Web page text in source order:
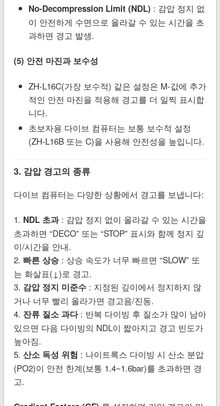
No-Decompression Limit (NDL) : 감압 정지 없
이 안전하게 수면으로 올라갈 수 있는 시간을 초
과하면 경고 발생.
(5) 안전 마진과 보수성
ZH-L16C(가장 보수적) 같은 설정은 M-값에 추가
적인 안전 마진을 적용해 경고를 더 일찍 표시합
니다.
초보자용 다이브 컴퓨터는 보통 보수적 설정
(ZH-L16B 또는 C)을 사용해 안전성을 높입니다.
3. 감압 경고의 종류
다이브 컴퓨터는 다양한 상황에서 경고를 보냅니다:
1. NDL 초과 : 감압 정지 없이 올라갈 수 있는 시간을
초과하면 “DECO” 또는 “STOP” 표시와 함께 정지 깊
이/시간을 안내.
2. 빠른 상승 : 상승 속도가 너무 빠르면 “SLOW” 또
는 화살표(↓)로 경고.
3. 감압 정지 미준수 : 지정된 깊이에서 정지하지 않
거나 너무 빨리 올라가면 경고음/진동.
4. 잔류 질소 과다 : 반복 다이빙 후 질소가 많이 남아
있으면 다음 다이빙의 NDL이 짧아지고 경고 빈도가
높아짐.
5. 산소 독성 위험 : 나이트록스 다이빙 시 산소 분압
(PO2)이 안전 한계(보통 1.4~1.6bar)를 초과하면 경
고.